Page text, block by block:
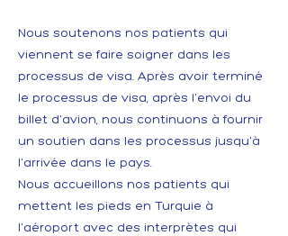
Nous soutenons nos patients qui
viennent se faire soigner dans les
processus de visa. Après avoir terminé
le processus de visa, après l'envoi du
billet d'avion, nous continuons à fournir
un soutien dans les processus jusqu'à
l'arrivée dans le pays.
Nous accueillons nos patients qui
mettent les pieds en Turquie à
l'aéroport avec des interprètes qui